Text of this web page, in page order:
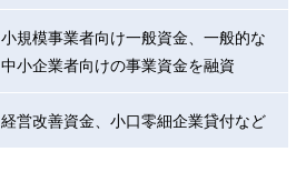
小規模事業者向け一般資金、一般的な
中小企業者向けの事業資金を融資
経営改善資金、小口零細企業貸付など